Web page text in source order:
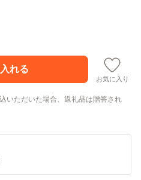
お気に入り
いただいた場合、返礼品は贈答され